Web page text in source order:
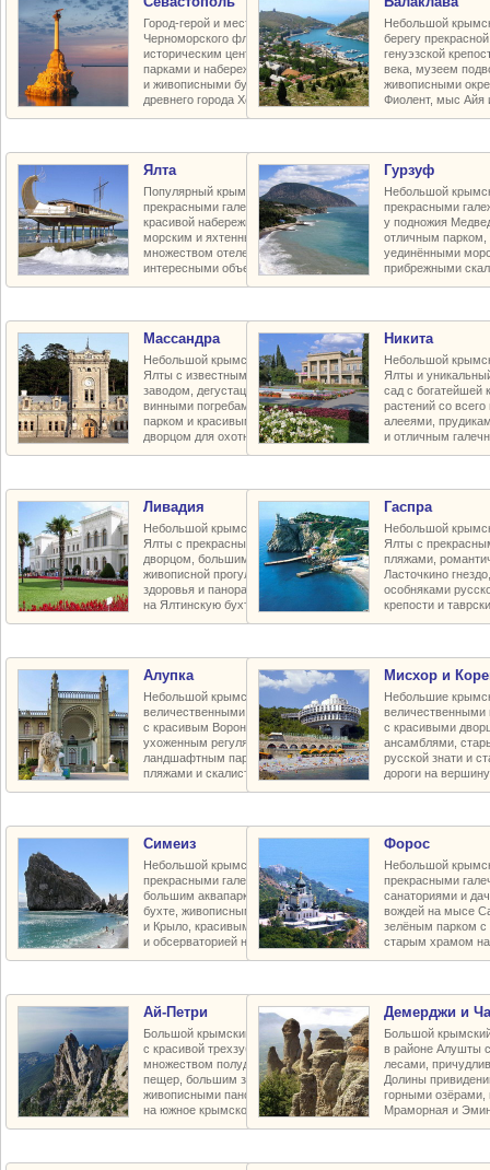
Город-герой и место базирования
Черноморского флота с красивым
историческим центром, улицами,
парками и набережными, пляжами
и живописными бухтами, руинами
древнего города Херсонес
Небольшой
берегу
генуэзской
века, музеем
живописными
Фиолент, мыс Айя
Ялта
Популярный крымский курорт с
прекрасными галечными пляжами,
красивой набережной и парками,
морским и яхтенным портом,
множеством отелей и пансионатов,
интересными объектами в округе
Гурзуф
Небольшой
прекрасными
у подножия
отличным парком,
уединёнными
прибрежными
Массандра
Небольшой крымский курорт близ
Ялты с известным винодельческим
заводом, дегустационным залом и
винными погребами, прекрасным
парком и красивым царским летним
дворцом для охотничьих забав
Никита
Небольшой
Ялты и
сад с богатейшей
растений со
алееями,
и отличным
Ливадия
Небольшой крымский курорт близ
Ялты с прекрасным императорским
дворцом, большим зелёным парком,
живописной прогулочной тропой
здоровья и панорамными видами
на Ялтинскую бухту и город
Гаспра
Небольшой
Ялты с
пляжами,
Ласточкино
особняками
крепости и
Алупка
Небольшой крымский курорт под
величественными горами Ай-Петри
с красивым Воронцовским дворцом,
ухоженным регуляным и полудиким
ландшафтным парками, галечными
пляжами и скалистым побережьем
Мисхор и
Небольшие
величественными
с красивыми
ансамблями,
русской знати и
дороги на
Симеиз
Небольшой крымский курорт с
прекрасными галечными пляжами,
большим аквапарком в Голубой
бухте, живописными скалами Дива
и Крыло, красивым зелёным парком
и обсерваторией на горе Кошка
Форос
Небольшой
прекрасными
санаториями и
вождей на мысе
зелёным парком с
старым храмом на
Ай-Петри
Большой крымский горный массив
с красивой трехзубчатой вершиной,
множеством полудиких карстовых
пещер, большим заповедным плато,
живописными панорамными видами
на южное крымское побережье
Демерджи и
Большой
в районе Алушты
лесами,
Долины
горными
Мраморная и